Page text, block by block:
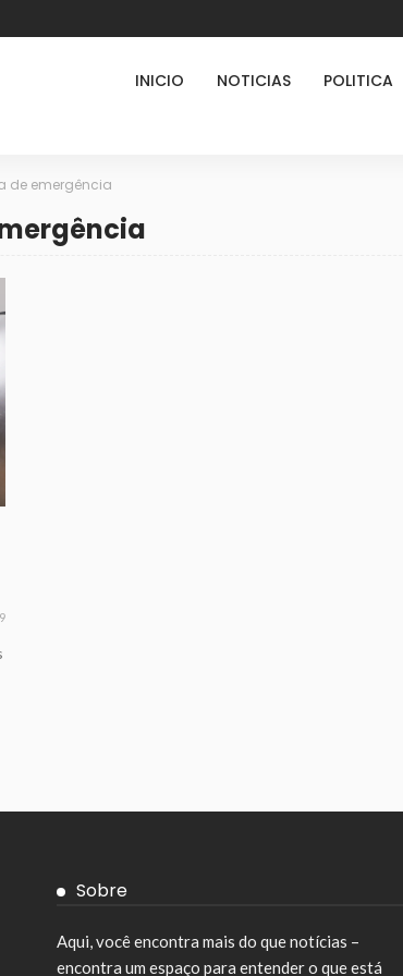
INICIO NOTICIAS POLITICA
de emergência
Sobre
Aqui, você encontra mais do que notícias –
encontra um espaço para entender o que está